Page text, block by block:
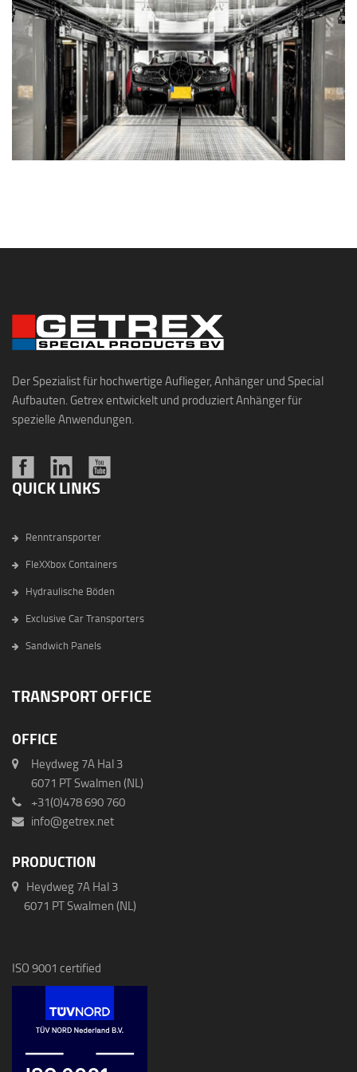
Der Spezialist für hochwertige Auflieger, Anhänger und Special
Aufbauten. Getrex entwickelt und produziert Anhänger für
spezielle Anwendungen.
QUICK LINKS
Renntransporter
FleXXbox Containers
Hydraulische Böden
Exclusive Car Transporters
Sandwich Panels
TRANSPORT OFFICE
OFFICE
Heydweg 7A Hal 3
6071 PT Swalmen (NL)
+31(0)478 690 760
info@getrex.net
PRODUCTION
Heydweg 7A Hal 3
6071 PT Swalmen (NL)
ISO 9001 certified